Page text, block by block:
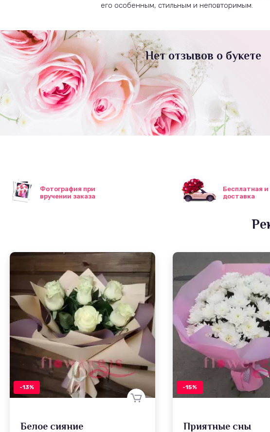
его особенным, стильным и неповторимым.
Нет отзывов о букете
Фотография при
вручении заказа
Бесплатная
доставка
-13%
Белое сияние
-15%
Приятные сны